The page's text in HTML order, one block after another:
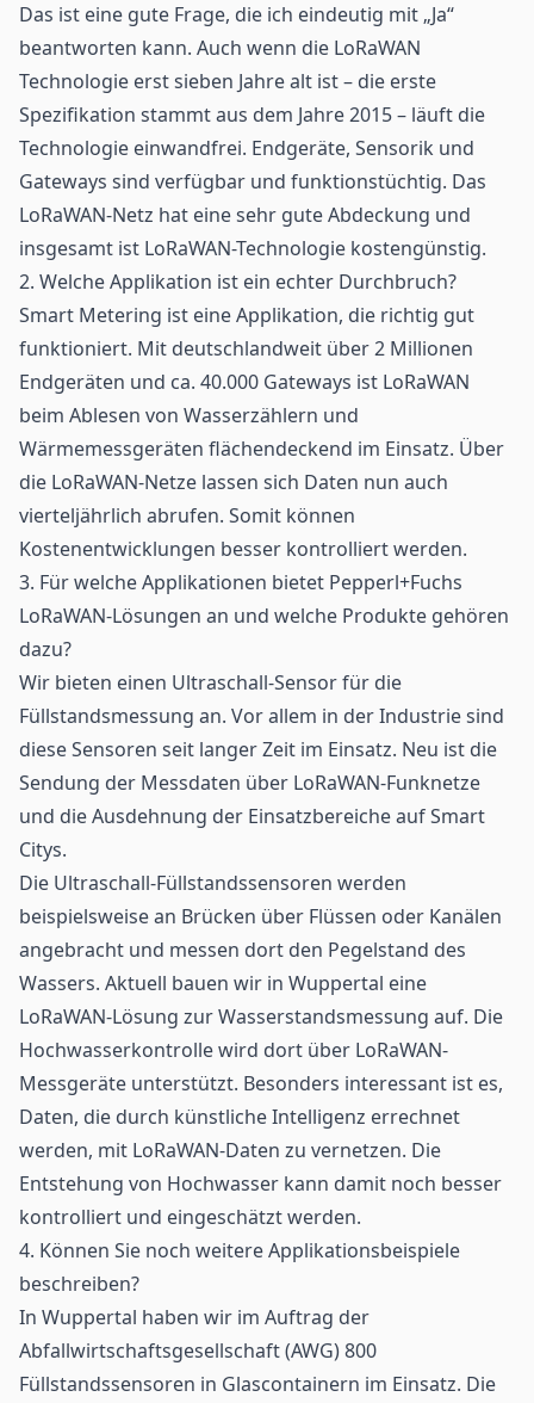
Das ist eine gute Frage, die ich eindeutig mit „Ja“
beantworten kann. Auch wenn die LoRaWAN
Technologie erst sieben Jahre alt ist – die erste
Spezifikation stammt aus dem Jahre 2015 – läuft die
Technologie einwandfrei. Endgeräte, Sensorik und
Gateways sind verfügbar und funktionstüchtig. Das
LoRaWAN-Netz hat eine sehr gute Abdeckung und
insgesamt ist LoRaWAN-Technologie kostengünstig.
2. Welche Applikation ist ein echter Durchbruch?
Smart Metering ist eine Applikation, die richtig gut
funktioniert. Mit deutschlandweit über 2 Millionen
Endgeräten und ca. 40.000 Gateways ist LoRaWAN
beim Ablesen von Wasserzählern und
Wärmemessgeräten flächendeckend im Einsatz. Über
die LoRaWAN-Netze lassen sich Daten nun auch
vierteljährlich abrufen. Somit können
Kostenentwicklungen besser kontrolliert werden.
3. Für welche Applikationen bietet Pepperl+Fuchs
LoRaWAN-Lösungen an und welche Produkte gehören
dazu?
Wir bieten einen Ultraschall-Sensor für die
Füllstandsmessung an. Vor allem in der Industrie sind
diese Sensoren seit langer Zeit im Einsatz. Neu ist die
Sendung der Messdaten über LoRaWAN-Funknetze
und die Ausdehnung der Einsatzbereiche aufSmart
Citys.
Die Ultraschall-Füllstandssensoren werden
beispielsweise an Brücken über Flüssen oder Kanälen
angebracht und messen dort den Pegelstand des
Wassers. Aktuell bauen wir in Wuppertal eine
LoRaWAN-Lösung zur Wasserstandsmessung auf. Die
Hochwasserkontrolle wird dort über LoRaWAN-
Messgeräte unterstützt. Besonders interessant ist es,
Daten, die durch künstliche Intelligenz errechnet
werden, mit LoRaWAN-Daten zu vernetzen. Die
Entstehung von Hochwasser kann damit noch besser
kontrolliert und eingeschätzt werden.
4. Können Sie noch weitere Applikationsbeispiele
beschreiben?
In Wuppertal haben wir im Auftrag der
Abfallwirtschaftsgesellschaft (AWG) 800
Füllstandssensoren in Glascontainern im Einsatz. Die